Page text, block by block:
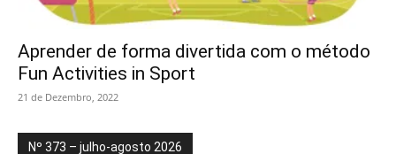
Aprender de forma divertida com o método
Fun Activities in Sport
21 de Dezembro, 2022
Nº 373 – julho-agosto 2026